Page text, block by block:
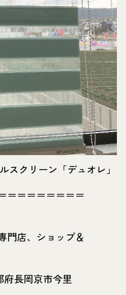
スクリーン「デュオレ」
＝＝＝＝＝＝＝＝
門店、ショップ＆
長岡京市今里